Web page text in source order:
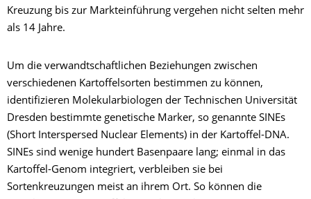
Kreuzung bis zur Markteinführung vergehen nicht selten mehr
als 14 Jahre.
Um die verwandtschaftlichen Beziehungen zwischen
verschiedenen Kartoffelsorten bestimmen zu können,
identifizieren Molekularbiologen der Technischen Universität
Dresden bestimmte genetische Marker, so genannte SINEs
(Short Interspersed Nuclear Elements) in der Kartoffel-DNA.
SINEs sind wenige hundert Basenpaare lang; einmal in das
Kartoffel-Genom integriert, verbleiben sie bei
Sortenkreuzungen meist an ihrem Ort. So können die